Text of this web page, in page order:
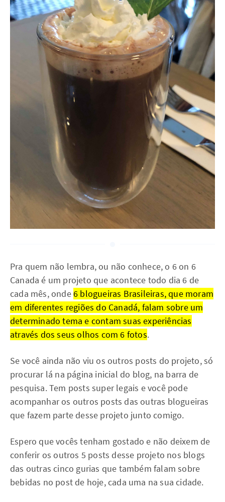
Pra quem não lembra, ou não conhece, o 6 on 6
Canada é um projeto que acontece todo dia 6 de
cada mês, onde6 blogueiras Brasileiras, que moram
em diferentes regiões do Canadá, falam sobre um
determinado tema e contam suas experiências
através dos seus olhos com 6 fotos.
Se você ainda não viu os outros posts do projeto, só
procurar lá na página inicial do blog, na barra de
pesquisa. Tem posts super legais e você pode
acompanhar os outros posts das outras blogueiras
que fazem parte desse projeto junto comigo.
Espero que vocês tenham gostado e não deixem de
conferir os outros 5 posts desse projeto nos blogs
das outras cinco gurias que também falam sobre
bebidas no post de hoje, cada uma na sua cidade.